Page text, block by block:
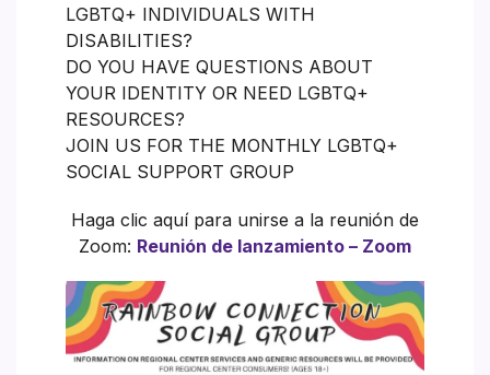
LGBTQ+ INDIVIDUALS WITH
DISABILITIES?
DO YOU HAVE QUESTIONS ABOUT
YOUR IDENTITY OR NEED LGBTQ+
RESOURCES?
JOIN US FOR THE MONTHLY LGBTQ+
SOCIAL SUPPORT GROUP
Haga clic aquí para unirse a la reunión de
Zoom: Reunión de lanzamiento – Zoom